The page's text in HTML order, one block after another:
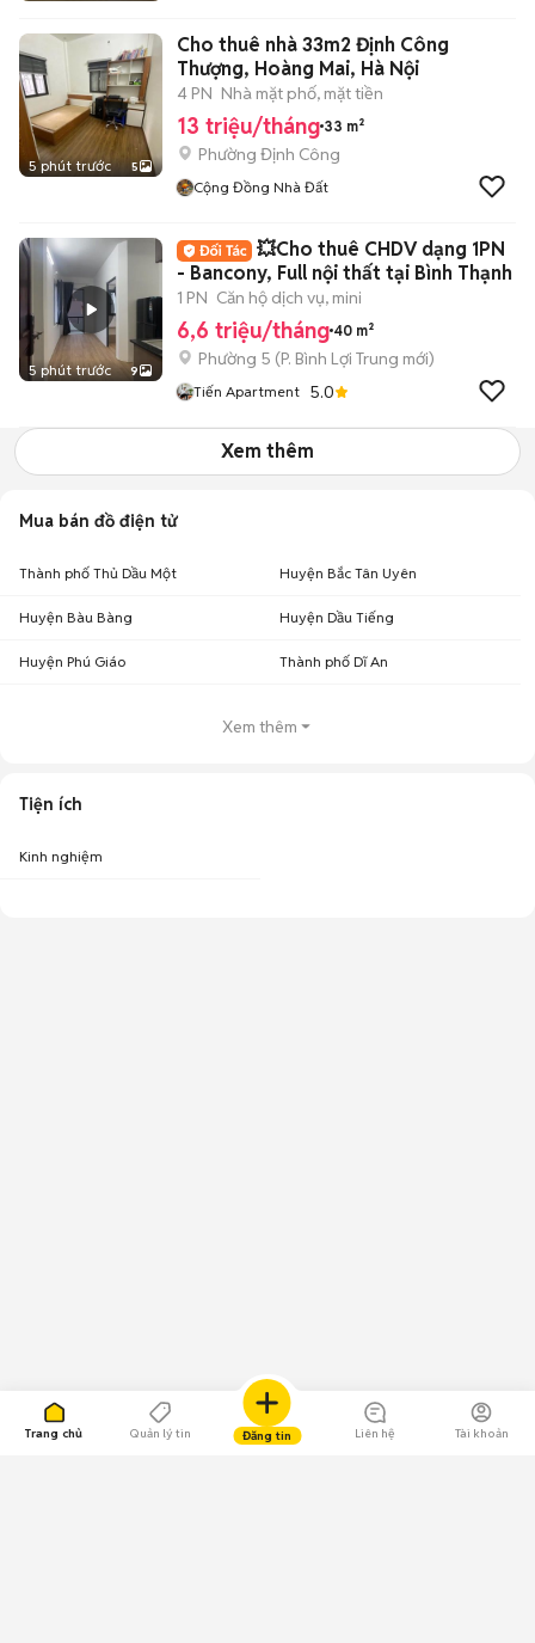
Trang chủ Quản lý tin Đăng tin Liên hệ Tài khoản
5 phút trước 5
Cho thuê nhà 33m2 Định Công
Thượng, Hoàng Mai, Hà Nội
4 PN Nhà mặt phố, mặt tiền
13 triệu/tháng 33 m²
Phường Định Công
Cộng Đồng Nhà Đất
5 phút trước 9
💥Cho thuê CHDV dạng 1PN
- Bancony, Full nội thất tại Bình Thạnh
1 PN Căn hộ dịch vụ, mini
6,6 triệu/tháng 40 m²
Phường 5 (P. Bình Lợi Trung mới)
Tiến Apartment 5.0
Xem thêm
Mua bán đồ điện tử
Thành phố Thủ Dầu Một Huyện Bắc Tân Uyên
Huyện Bàu Bàng Huyện Dầu Tiếng
Huyện Phú Giáo Thành phố Dĩ An
Xem thêm
Tiện ích
Kinh nghiệm